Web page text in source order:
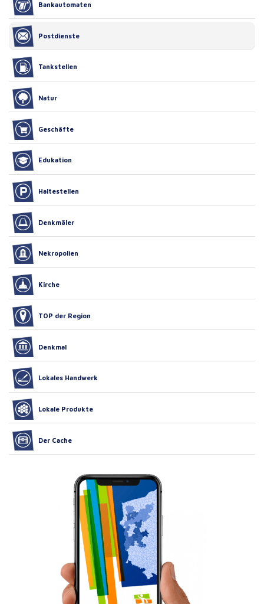
Bankautomaten
Postdienste
Tankstellen
Natur
Geschäfte
Edukation
Haltestellen
Denkmäler
Nekropolien
Kirche
TOP der Region
Denkmal
Lokales Handwerk
Lokale Produkte
Der Cache